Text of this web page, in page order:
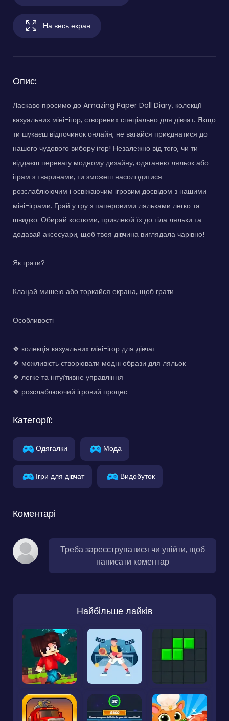
На весь екран
Опис:
Ласкаво просимо до Amazing Paper Doll Diary, колекції
казуальних міні-ігор, створених спеціально для дівчат. Якщо
ти шукаєш відпочинок онлайн, не вагайся приєднатися до
нашого чудового вибору ігор! Незалежно від того, чи ти
віддаєш перевагу модному дизайну, одяганню ляльок або
іграм з тваринами, ти зможеш насолодитися
розслаблюючим і освіжаючим ігровим досвідом з нашими
міні-іграми. Грай у гру з паперовими ляльками легко та
швидко. Обирай костюми, приклеюй їх до тіла ляльки та
додавай аксесуари, щоб твоя дівчина виглядала чарівно!
Як грати?
Клацай мишею або торкайся екрана, щоб грати
Особливості
❖ колекція казуальних міні-ігор для дівчат
❖ можливість створювати модні образи для ляльок
❖ легке та інтуїтивне управління
❖ розслаблюючий ігровий процес
Категорії:
Одягалки Мода
Ігри для дівчат Видобуток
Коментарі
Треба зареєструватися чи увійти, щоб
написати коментар
Найбільше лайків